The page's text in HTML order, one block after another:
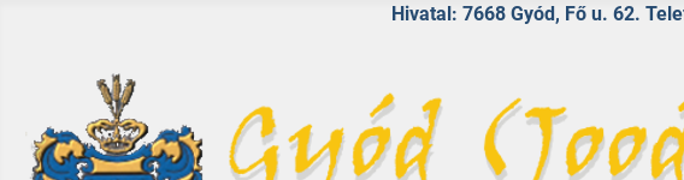
Hivatal: 7668 Gyód, Fő u. 62.